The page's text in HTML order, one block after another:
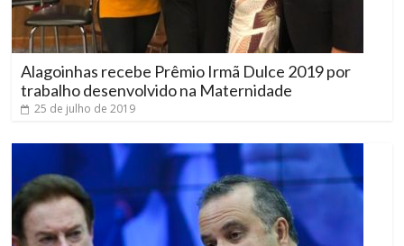
Alagoinhas recebe Prêmio Irmã Dulce 2019 por
trabalho desenvolvido na Maternidade
25 de julho de 2019